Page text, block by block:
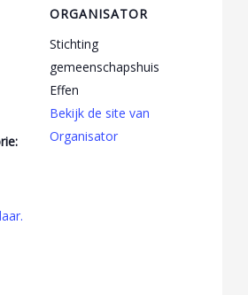
ORGANISATOR
Stichting
gemeenschapshuis
Effen
Bekijk de site van
Organisator